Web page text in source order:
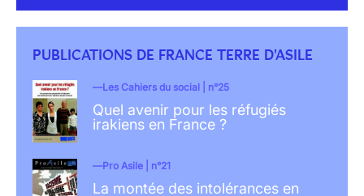
PUBLICATIONS DE FRANCE TERRE D'ASILE
Les Cahiers du social | n°25
Quel avenir pour les réfugiés
irakiens en France ?
Pro Asile | n°21
La montée des intolérances en